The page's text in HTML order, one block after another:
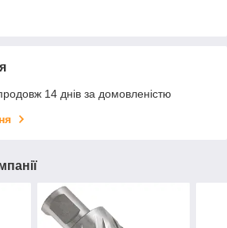
14 днів за домовленістю